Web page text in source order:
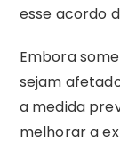
esse acordo
Embora
sejam
a medida
melhorar a